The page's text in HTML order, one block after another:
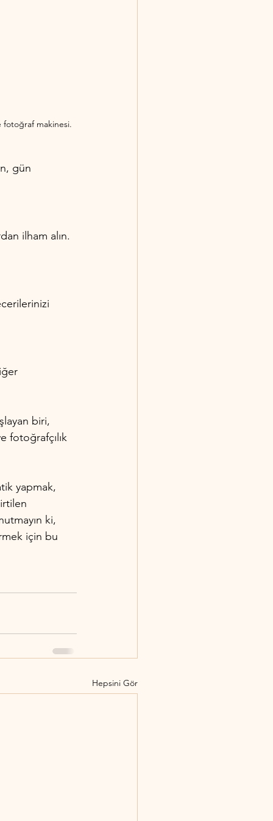
fotoğraf makinesi.
gün
ilham alın.
biri,
fotoğrafçılık
yapmak,
ki,
için bu
Hepsini Gör